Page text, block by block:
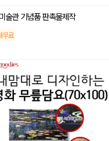
미술관 기념품 판촉물제작
무료